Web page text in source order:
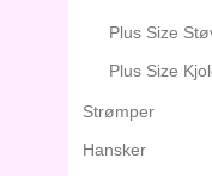
Plus Size
Plus Size
Strømper
Hansker